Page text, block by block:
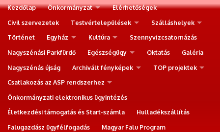
Kezdőlap Önkormányzat
Elérhetőségek
Civil szervezetek
Testvértelepülések
Szálláshelyek
Történet
Egyház Kultúra
Szennyvízcsatornázás
Nagyszénási Parkfürdő
Egészségügy Oktatás
Galéria
Nagyszénás újság
Archivált fényképek
TOP projektek
Csatlakozás az ASP rendszerhez
Önkormányzati elektronikus ügyintézés
Életkezdési támogatás és Start-számla
Hulladékszállítás
Falugazdász ügyfélfogadás
Magyar Falu Program